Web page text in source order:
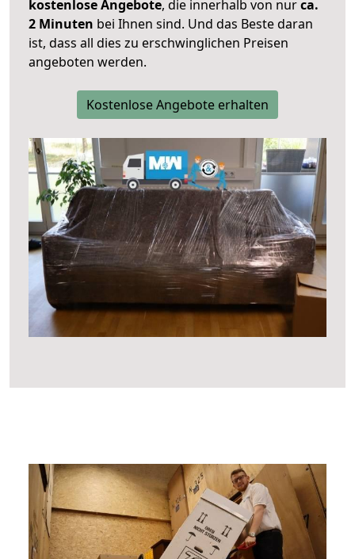
kostenlose Angebote, die innerhalb von nurca.
2 Minuten bei Ihnen sind. Und das Beste daran
ist, dass all dies zu erschwinglichen Preisen
angeboten werden.
Kostenlose Angebote erhalten